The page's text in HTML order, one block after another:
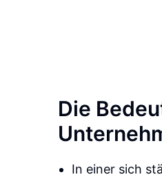
Die
In einer sich